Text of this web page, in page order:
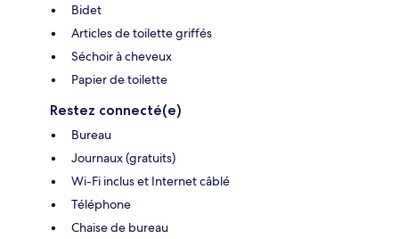
Bidet
Articles de toilette griffés
Séchoir à cheveux
Papier de toilette
Restez connecté(e)
Bureau
Journaux (gratuits)
Wi-Fi inclus et Internet câblé
Téléphone
Chaise de bureau